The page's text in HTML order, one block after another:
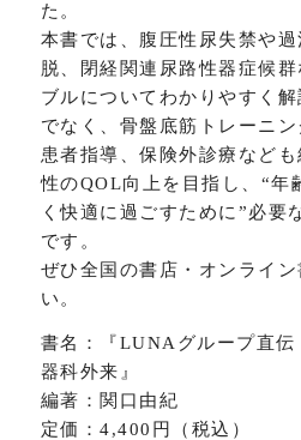
た。
本書では、腹圧性尿失禁や
脱、閉経関連尿路性器症候
ブルについてわかりやすく
でなく、骨盤底筋トレーニ
患者指導、保険外診療など
性のQOL向上を目指し、“年
く快適に過ごすために”必要
です。
ぜひ全国の書店・オンライ
い。
書名：『LUNAグループ直伝
器科外来』
編著：関口由紀
定価：4,400円（税込）